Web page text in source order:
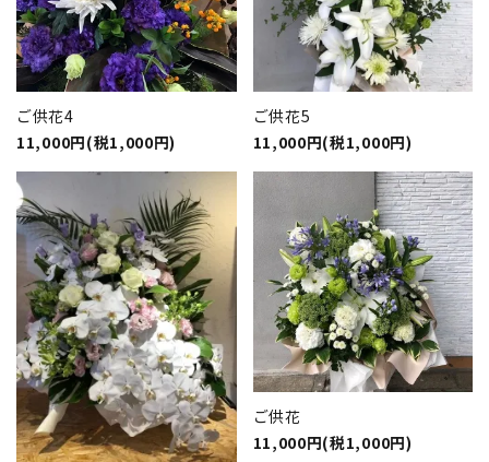
ご供花4
11,000円(税1,000円)
ご供花5
11,000円(税1,000円)
ご供花
11,000円(税1,000円)